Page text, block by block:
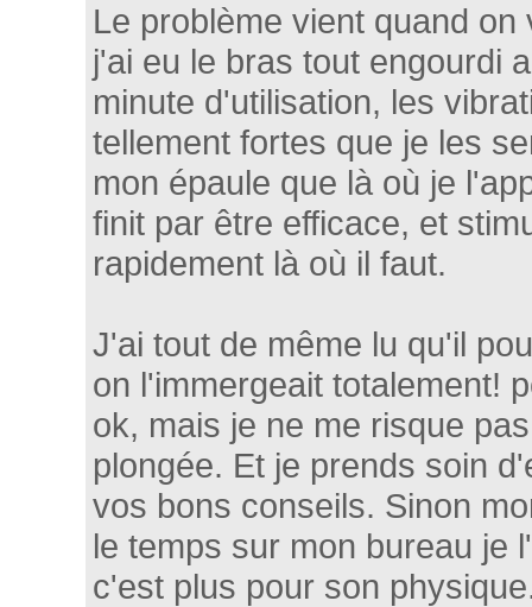
Le problème vient quand on
j'ai eu le bras tout engourdi
minute d'utilisation, les
tellement fortes que je les
mon épaule que là où je
finit par être efficace, et
rapidement là où il faut.
J'ai tout de même lu qu'il
on l'immergeait totalement!
ok, mais je ne me risque
plongée. Et je prends soin
vos bons conseils. Sinon
le temps sur mon bureau je
c'est plus pour son